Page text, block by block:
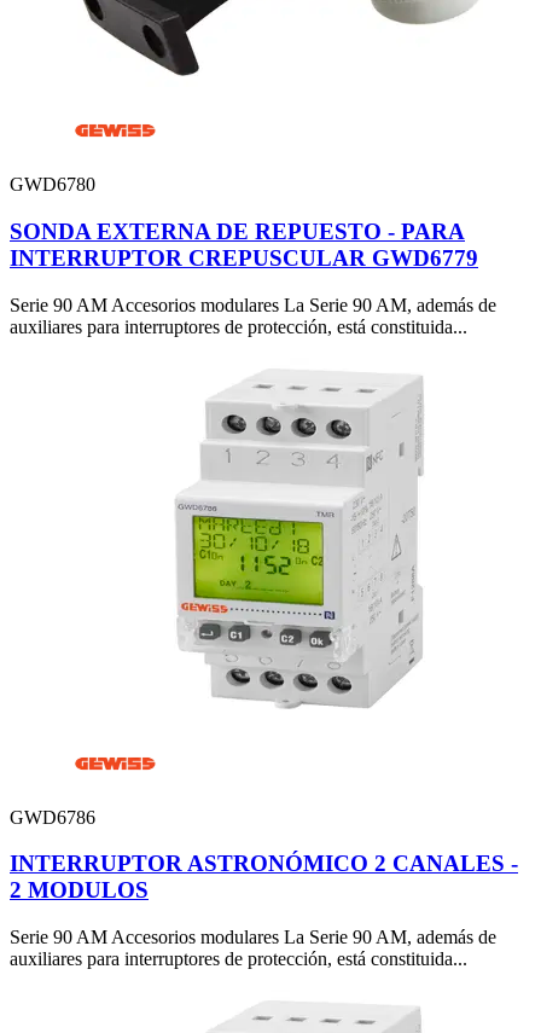
GWD6780
SONDA EXTERNA DE REPUESTO - PARA
INTERRUPTOR CREPUSCULAR GWD6779
Serie 90 AM Accesorios modulares La Serie 90 AM, además de
auxiliares para interruptores de protección, está constituida...
GWD6786
INTERRUPTOR ASTRONÓMICO 2 CANALES -
2 MODULOS
Serie 90 AM Accesorios modulares La Serie 90 AM, además de
auxiliares para interruptores de protección, está constituida...